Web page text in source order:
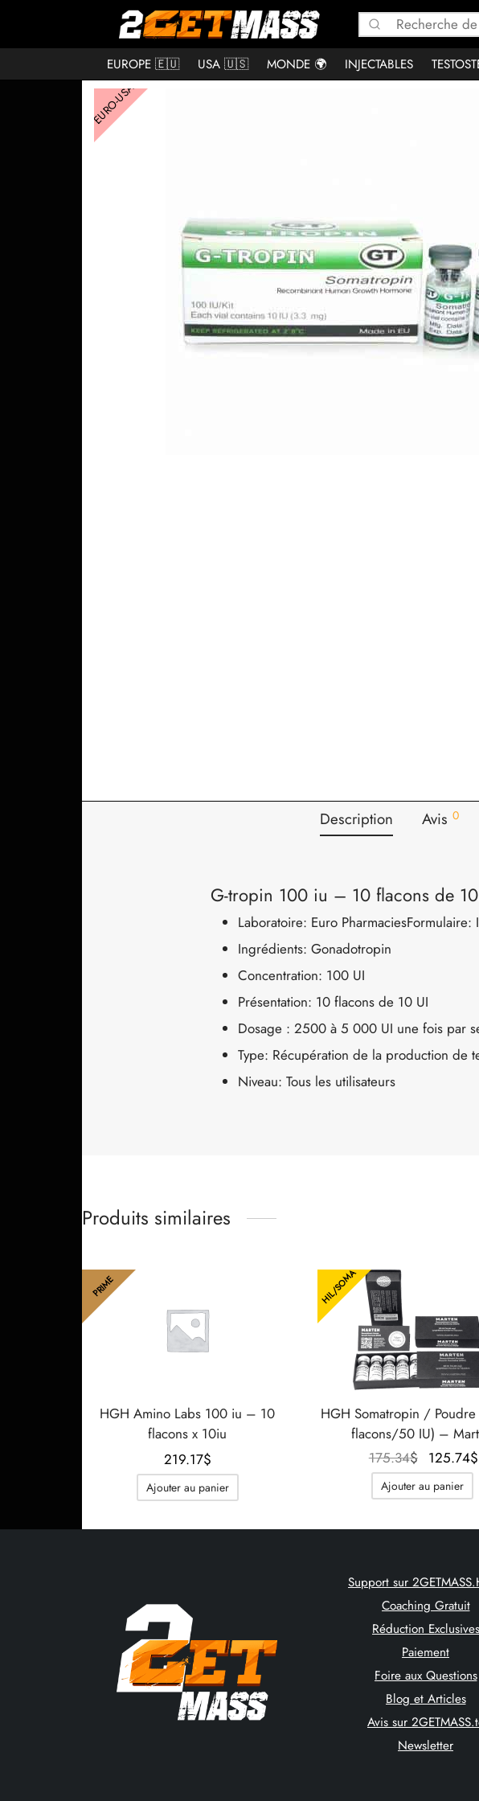
EUROPE 🇪🇺 USA 🇺🇸 MONDE 🌍 INJECTABLES
EURO-USA
Description Avis 0
G-tropin 100 iu – 10 flacons de
Laboratoire: Euro PharmaciesFormulaire:
Ingrédients: Gonadotropin
Concentration: 100 UI
Présentation: 10 flacons de 10 UI
Dosage : 2500 à 5 000 UI une fois par
Type: Récupération de la production de
Niveau: Tous les utilisateurs
Produits similaires
PRIME
HGH Amino Labs 100 iu – 10
flacons x 10iu
219.17$
Ajouter au panier
HIL/SOMA
HGH Somatropin / Poudre
flacons/50 IU) –
175.34$
Le prix
initial
était :
125.74$
Ajouter au panier
Support sur
Coaching Gratuit
Réduction Exclusives
Paiement
Foire aux Questions
Blog et Articles
Avis sur
Newsletter